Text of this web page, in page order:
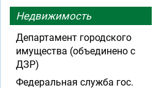
Недвижимость
Департамент городского
имущества (объединено с
ДЗР)
Федеральная служба гос.